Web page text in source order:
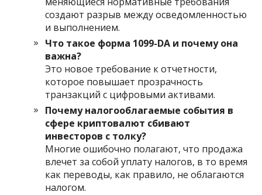
создают разрыв между осведомленностью
и выполнением.
Что такое форма 1099-DA и почему она
важна?
Это новое требование к отчетности,
которое повышает прозрачность
транзакций с цифровыми активами.
Почему налогооблагаемые события в
сфере криптовалют сбивают
инвесторов с толку?
Многие ошибочно полагают, что продажа
влечет за собой уплату налогов, в то время
как переводы, как правило, не облагаются
налогом.